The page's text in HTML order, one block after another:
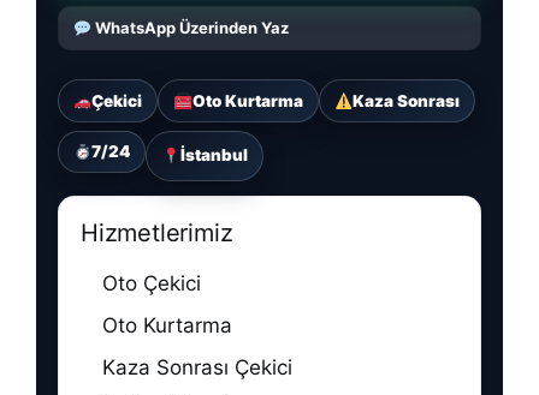
WhatsApp Üzerinden Yaz
Çekici Oto Kurtarma Kaza Sonrası
7/24 İstanbul
Hizmetlerimiz
Oto Çekici
Oto Kurtarma
Kaza Sonrası Çekici